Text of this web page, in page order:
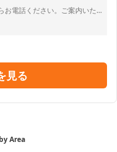
JR大森駅徒歩5分 大森駅に着きましたらお電話ください。ご案内いたします。
見る
Area